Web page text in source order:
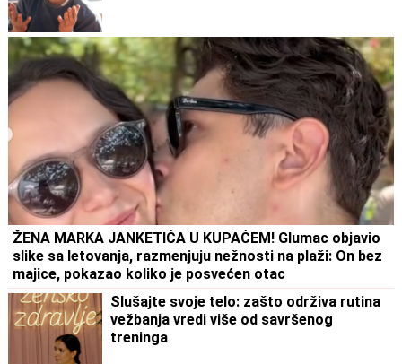
ŽENA MARKA JANKETIĆA U KUPAĆEM! Glumac objavio
slike sa letovanja, razmenjuju nežnosti na plaži: On bez
majice, pokazao koliko je posvećen otac
Slušajte svoje telo: zašto održiva rutina
vežbanja vredi više od savršenog
treninga